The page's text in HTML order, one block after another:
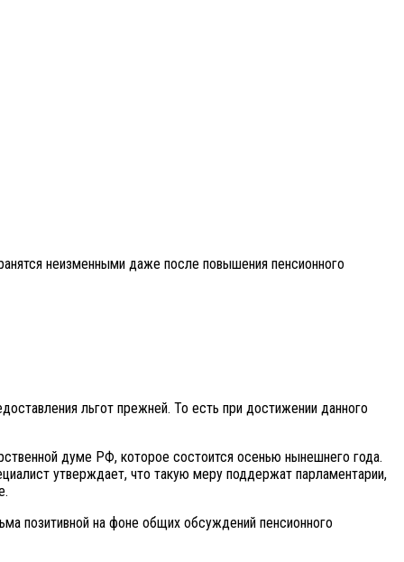
неизменными даже после повышения пенсионного
льгот прежней. То есть при достижении данного
думе РФ, которое состоится осенью нынешнего года.
утверждает, что такую меру поддержат парламентарии,
позитивной на фоне общих обсуждений пенсионного